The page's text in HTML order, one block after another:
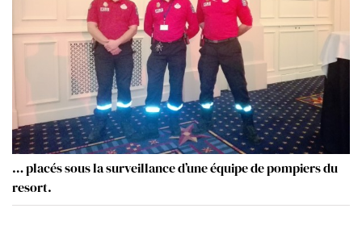
… placés sous la surveillance d’une équipe de pompiers du
resort.